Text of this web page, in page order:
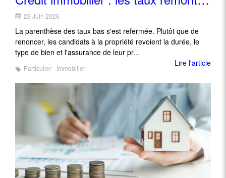
23 Juin 2026
La parenthèse des taux bas s'est refermée. Plutôt que de
renoncer, les candidats à la propriété revoient la durée, le
type de bien et l'assurance de leur pr...
Lire l'article
Particulier - Immobilier